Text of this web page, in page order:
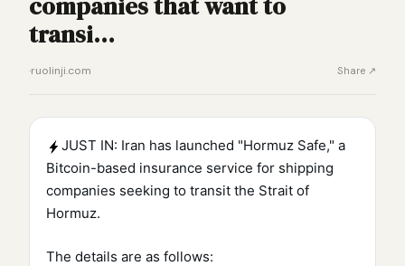
companies that want to
transi…
·ruolinji.com Share ↗
JUST IN: Iran has launched "Hormuz Safe," a
Bitcoin-based insurance service for shipping
companies seeking to transit the Strait of
Hormuz.
The details are as follows: